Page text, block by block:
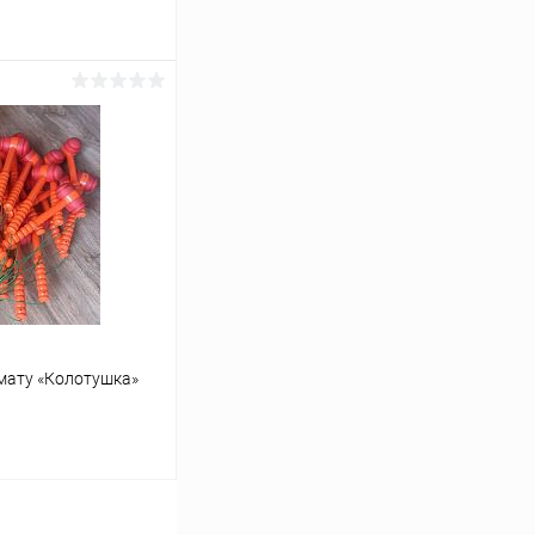
Сравнение
В наличии
«Колотушка»